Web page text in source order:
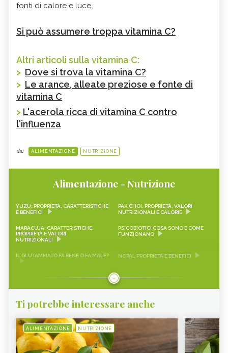
fonti di calore e luce.
Si può assumere troppa vitamina C?
Altri articoli sulla vitamina C:
> Dove si trova la vitamina C?
> Le arance, alleate preziose e fonte di
vitamina C
> L'acerola ricca di vitamina C contro
l'influenza
da: ALIMENTAZIONE NUTRIZIONE
Alimentazione - Nutrizione
YUZU: PROPRIETÀ, CARATTERISTICHE
E BENEFICI
PAK CHOI, PROPRIETÀ, VALORI
NUTRIZIONALI E CALORIE
MARACUJA: CARATTERISTICHE,
PROPRIETÀ E VALORI
NUTRIZIONALI
PSICOBIOTICI COSA SONO E COME
FUNZIONANO
IL GLUTAMMATO FA BENE O FA MALE? NOPAL PROPRIETÀ E BENEFICI
FRAGOLINE DI BOSCO
RICETTE
CRAUTI, PROPRIETÀ, VALORI
NUTRIZIONALI E RICETTE
LEMON SNACK, LIMEQUAT SCAROLA
RAPA ROSSA SEITAN PROPRIETÀ E BENEFICI
AVOCADO
Ti potrebbe interessare anche
ALIMENTAZIONE NUTRIZIONE